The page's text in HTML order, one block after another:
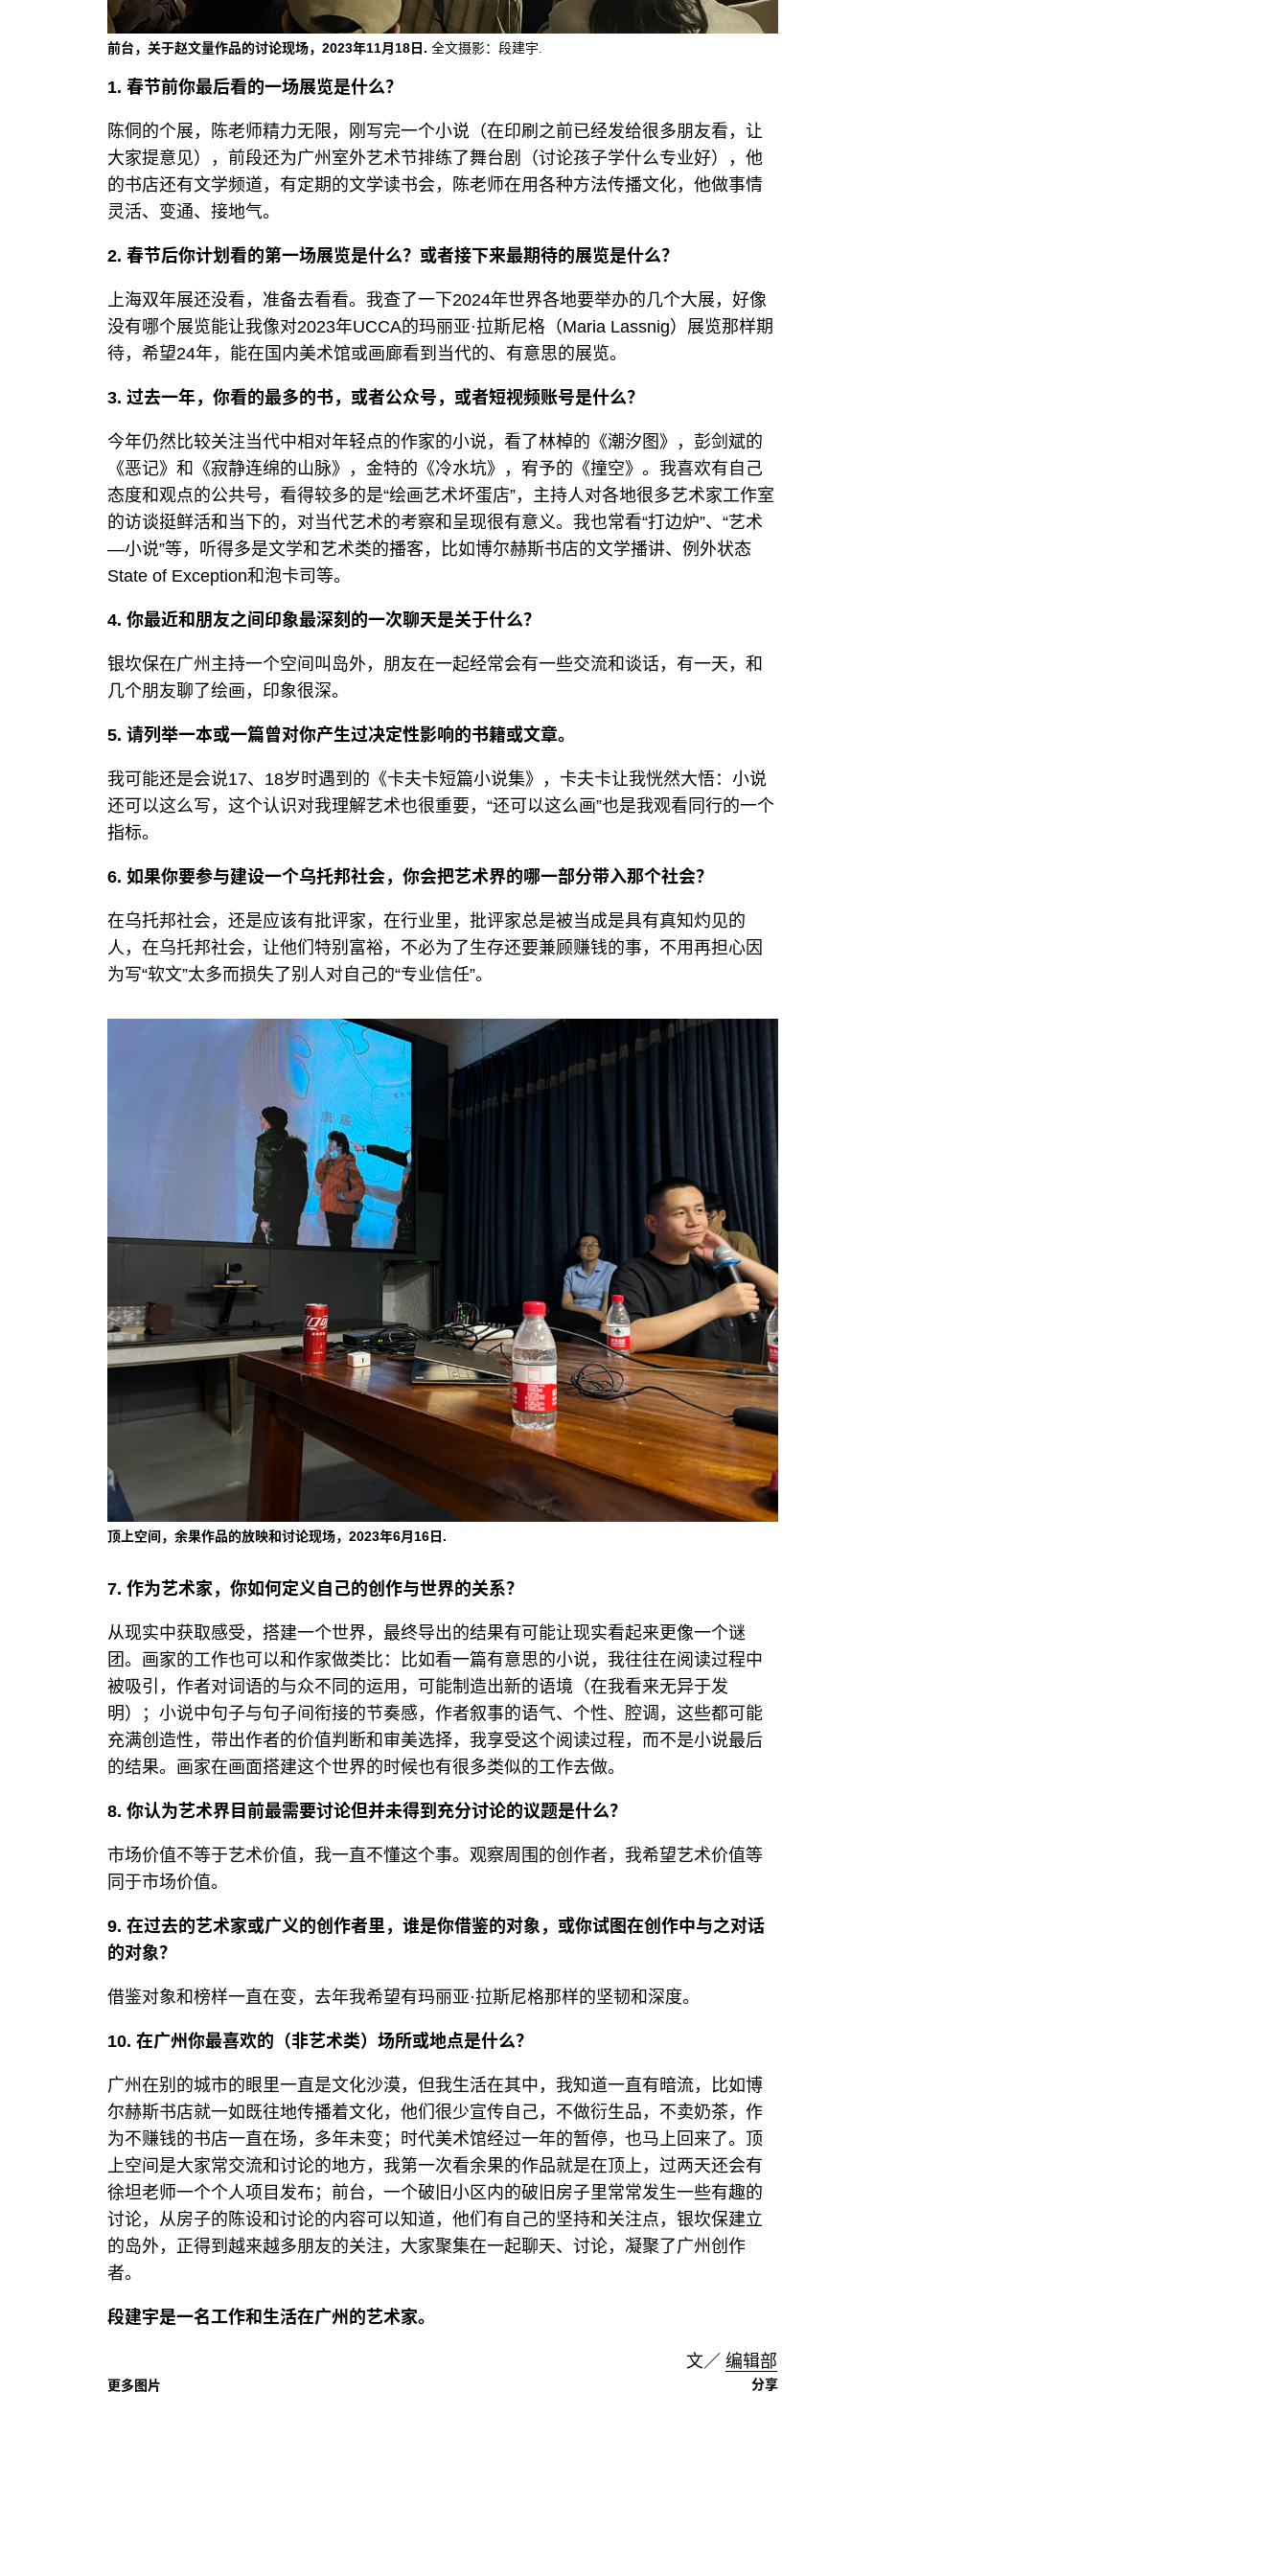
前台，关于赵文量作品的讨论现场，2023年11月18日. 全文摄影：段建宇.
1. 春节前你最后看的一场展览是什么？
陈侗的个展，陈老师精力无限，刚写完一个小说（在印刷之前已经发给很多朋友看，让
大家提意见），前段还为广州室外艺术节排练了舞台剧（讨论孩子学什么专业好），他
的书店还有文学频道，有定期的文学读书会，陈老师在用各种方法传播文化，他做事情
灵活、变通、接地气。
2. 春节后你计划看的第一场展览是什么？或者接下来最期待的展览是什么？
上海双年展还没看，准备去看看。我查了一下2024年世界各地要举办的几个大展，好像
没有哪个展览能让我像对2023年UCCA的玛丽亚·拉斯尼格（Maria Lassnig）展览那样期
待，希望24年，能在国内美术馆或画廊看到当代的、有意思的展览。
3. 过去一年，你看的最多的书，或者公众号，或者短视频账号是什么？
今年仍然比较关注当代中相对年轻点的作家的小说，看了林棹的《潮汐图》，彭剑斌的
《恶记》和《寂静连绵的山脉》，金特的《冷水坑》，宥予的《撞空》。我喜欢有自己
态度和观点的公共号，看得较多的是“绘画艺术坏蛋店”，主持人对各地很多艺术家工作室
的访谈挺鲜活和当下的，对当代艺术的考察和呈现很有意义。我也常看“打边炉”、“艺术
—小说”等，听得多是文学和艺术类的播客，比如博尔赫斯书店的文学播讲、例外状态
State of Exception和泡卡司等。
4. 你最近和朋友之间印象最深刻的一次聊天是关于什么？
银坎保在广州主持一个空间叫岛外，朋友在一起经常会有一些交流和谈话，有一天，和
几个朋友聊了绘画，印象很深。
5. 请列举一本或一篇曾对你产生过决定性影响的书籍或文章。
我可能还是会说17、18岁时遇到的《卡夫卡短篇小说集》，卡夫卡让我恍然大悟：小说
还可以这么写，这个认识对我理解艺术也很重要，“还可以这么画”也是我观看同行的一个
指标。
6. 如果你要参与建设一个乌托邦社会，你会把艺术界的哪一部分带入那个社会？
在乌托邦社会，还是应该有批评家，在行业里，批评家总是被当成是具有真知灼见的
人，在乌托邦社会，让他们特别富裕，不必为了生存还要兼顾赚钱的事，不用再担心因
为写“软文”太多而损失了别人对自己的“专业信任”。
顶上空间，余果作品的放映和讨论现场，2023年6月16日.
7. 作为艺术家，你如何定义自己的创作与世界的关系？
从现实中获取感受，搭建一个世界，最终导出的结果有可能让现实看起来更像一个谜
团。画家的工作也可以和作家做类比：比如看一篇有意思的小说，我往往在阅读过程中
被吸引，作者对词语的与众不同的运用，可能制造出新的语境（在我看来无异于发
明）；小说中句子与句子间衔接的节奏感，作者叙事的语气、个性、腔调，这些都可能
充满创造性，带出作者的价值判断和审美选择，我享受这个阅读过程，而不是小说最后
的结果。画家在画面搭建这个世界的时候也有很多类似的工作去做。
8. 你认为艺术界目前最需要讨论但并未得到充分讨论的议题是什么？
市场价值不等于艺术价值，我一直不懂这个事。观察周围的创作者，我希望艺术价值等
同于市场价值。
9. 在过去的艺术家或广义的创作者里，谁是你借鉴的对象，或你试图在创作中与之对话
的对象？
借鉴对象和榜样一直在变，去年我希望有玛丽亚·拉斯尼格那样的坚韧和深度。
10. 在广州你最喜欢的（非艺术类）场所或地点是什么？
广州在别的城市的眼里一直是文化沙漠，但我生活在其中，我知道一直有暗流，比如博
尔赫斯书店就一如既往地传播着文化，他们很少宣传自己，不做衍生品，不卖奶茶，作
为不赚钱的书店一直在场，多年未变；时代美术馆经过一年的暂停，也马上回来了。顶
上空间是大家常交流和讨论的地方，我第一次看余果的作品就是在顶上，过两天还会有
徐坦老师一个个人项目发布；前台，一个破旧小区内的破旧房子里常常发生一些有趣的
讨论，从房子的陈设和讨论的内容可以知道，他们有自己的坚持和关注点，银坎保建立
的岛外，正得到越来越多朋友的关注，大家聚集在一起聊天、讨论，凝聚了广州创作
者。
段建宇是一名工作和生活在广州的艺术家。
文／ 编辑部
更多图片 分享